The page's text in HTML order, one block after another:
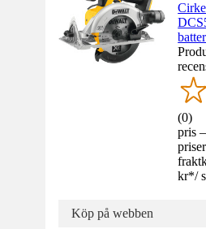
(0)
pris
kr*/
Köp på webben